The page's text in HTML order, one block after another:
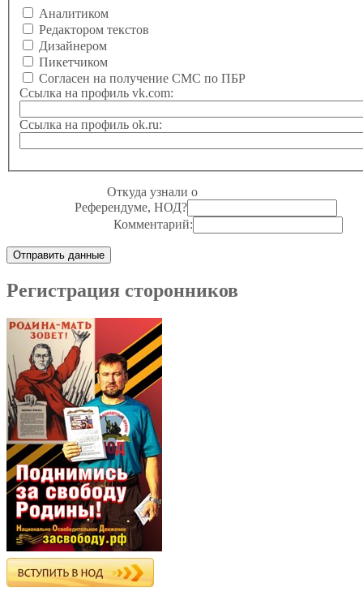
Аналитиком
Редактором текстов
Дизайнером
Пикетчиком
Согласен на получение СМС по ПБР
Ссылка на профиль vk.com:
Ссылка на профиль ok.ru:
Откуда узнали о
Референдуме, НОД?
Комментарий:
Регистрация сторонников